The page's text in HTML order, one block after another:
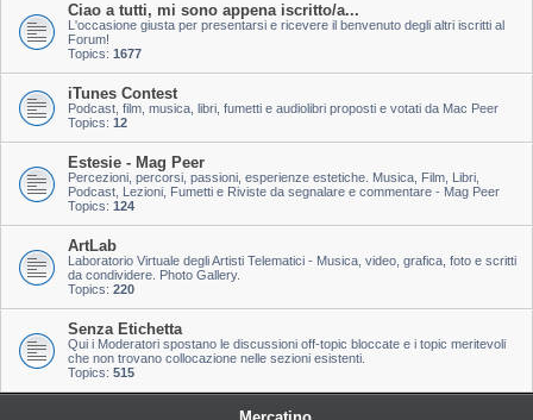
Ciao a tutti, mi sono appena iscritto/a...
L'occasione giusta per presentarsi e ricevere il benvenuto degli altri iscritti al
Forum!
Topics: 1677
iTunes Contest
Podcast, film, musica, libri, fumetti e audiolibri proposti e votati da Mac Peer
Topics: 12
Estesie - Mag Peer
Percezioni, percorsi, passioni, esperienze estetiche. Musica, Film, Libri,
Podcast, Lezioni, Fumetti e Riviste da segnalare e commentare - Mag Peer
Topics: 124
ArtLab
Laboratorio Virtuale degli Artisti Telematici - Musica, video, grafica, foto e scritti
da condividere. Photo Gallery.
Topics: 220
Senza Etichetta
Qui i Moderatori spostano le discussioni off-topic bloccate e i topic meritevoli
che non trovano collocazione nelle sezioni esistenti.
Topics: 515